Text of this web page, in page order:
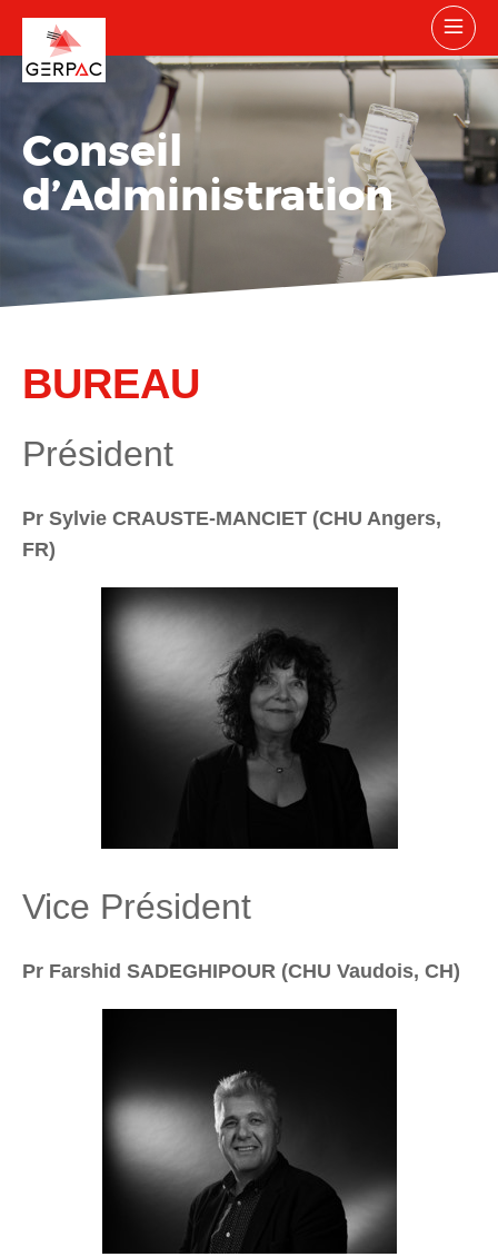
Conseil
d’Administration
BUREAU
Président
Pr Sylvie CRAUSTE-MANCIET (CHU Angers,
FR)
Vice Président
Pr Farshid SADEGHIPOUR (CHU Vaudois, CH)